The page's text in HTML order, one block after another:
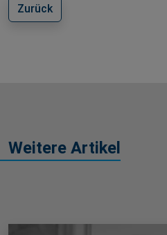
Zurück
Weitere Artikel